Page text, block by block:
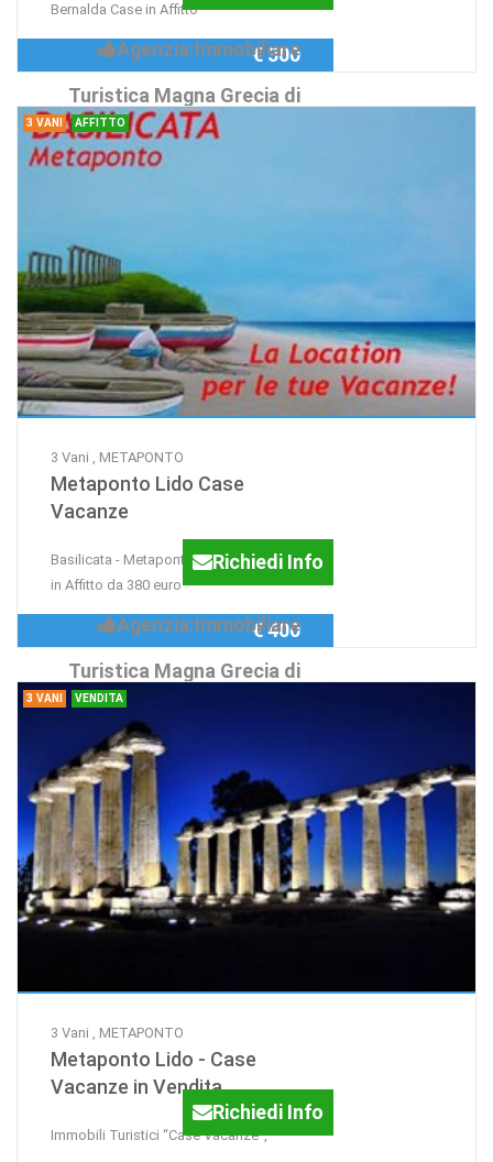
Bernalda Case in Affitto
Agenzia:Immobiliare
Turistica Magna Grecia di
€ 300
3 VANI AFFITTO
3 Vani , METAPONTO
Metaponto Lido Case
Vacanze
Basilicata - Metaponto Case Vacanze
in Affitto da 380 euro
Richiedi Info
Agenzia:Immobiliare
Turistica Magna Grecia di
€ 400
3 VANI VENDITA
3 Vani , METAPONTO
Metaponto Lido - Case
Vacanze in Vendita
Immobili Turistici “Case Vacanze”,
Richiedi Info